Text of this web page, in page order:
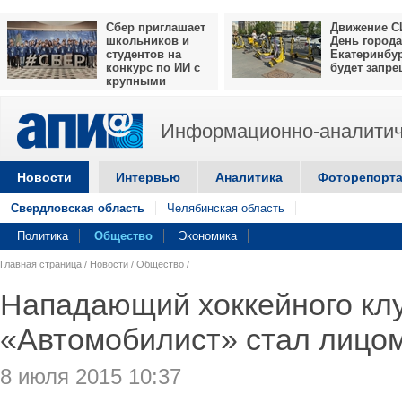
Сбер приглашает
школьников и
студентов на
конкурс по ИИ с
крупными
Движение
День города
будет
Информационно-
Новости Интервью Аналитика
Свердловская область Челябинская область
Политика Общество Экономика
Главная страница / Новости / Общество /
Нападающий хоккейного
«Автомобилист» стал
8 июля 2015 10:37